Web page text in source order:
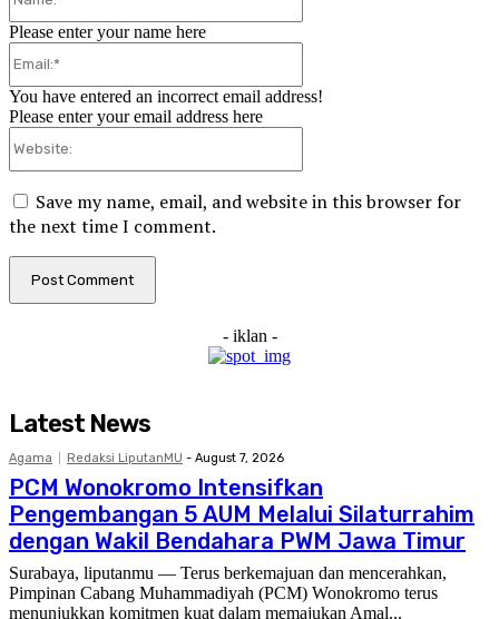
Please enter your name here
You have entered an incorrect email address!
Please enter your email address here
Save my name, email, and website in this browser for
the next time I comment.
- iklan -
Latest News
Agama Redaksi LiputanMU - August 7, 2026
PCM Wonokromo Intensifkan
Pengembangan 5 AUM Melalui Silaturrahim
dengan Wakil Bendahara PWM Jawa Timur
Surabaya, liputanmu — Terus berkemajuan dan mencerahkan,
Pimpinan Cabang Muhammadiyah (PCM) Wonokromo terus
menunjukkan komitmen kuat dalam memajukan Amal...